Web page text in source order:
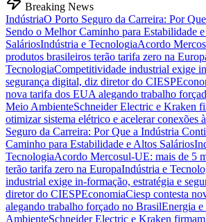
Breaking News
IndústriaO Porto Seguro da Carreira: Por
Sendo o Melhor Caminho para Estabilidade
SaláriosIndústria e TecnologiaAcordo
produtos brasileiros terão tarifa zero na
TecnologiaCompetitividade industrial exige
segurança digital, diz diretor do CIESP
nova tarifa dos EUA alegando trabalho
Meio AmbienteSchneider Electric e Kraken
otimizar sistema elétrico e acelerar conexões
Seguro da Carreira: Por Que a Indústria
Caminho para Estabilidade e Altos Salários
TecnologiaAcordo Mercosul-UE: mais de 5
terão tarifa zero na EuropaIndústria e
industrial exige in-formação, estratégia e
diretor do CIESPEconomiaCiesp contesta
alegando trabalho forçado no BrasilEnergia
AmbienteSchneider Electric e Kraken